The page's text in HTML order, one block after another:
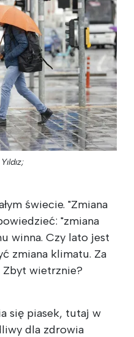
świecie. "Zmiana
"zmiana
winna. Czy lato jest
zmiana klimatu. Za
Zbyt wietrznie?
się piasek, tutaj w
dla zdrowia